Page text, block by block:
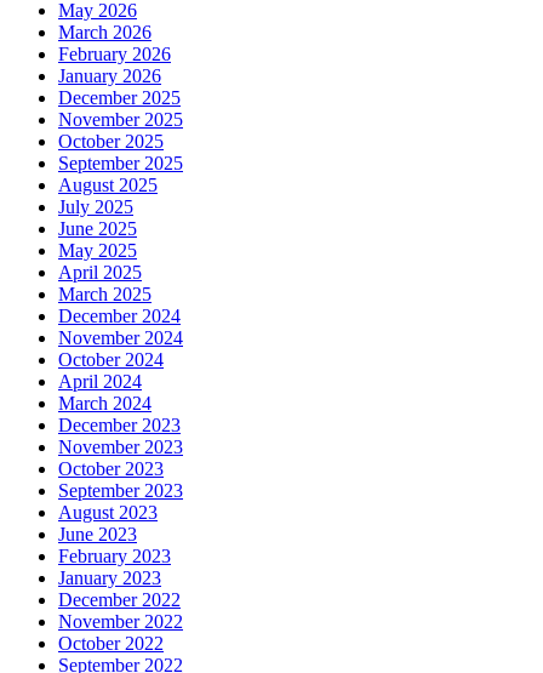
May 2026
March 2026
February 2026
January 2026
December 2025
November 2025
October 2025
September 2025
August 2025
July 2025
June 2025
May 2025
April 2025
March 2025
December 2024
November 2024
October 2024
April 2024
March 2024
December 2023
November 2023
October 2023
September 2023
August 2023
June 2023
February 2023
January 2023
December 2022
November 2022
October 2022
September 2022